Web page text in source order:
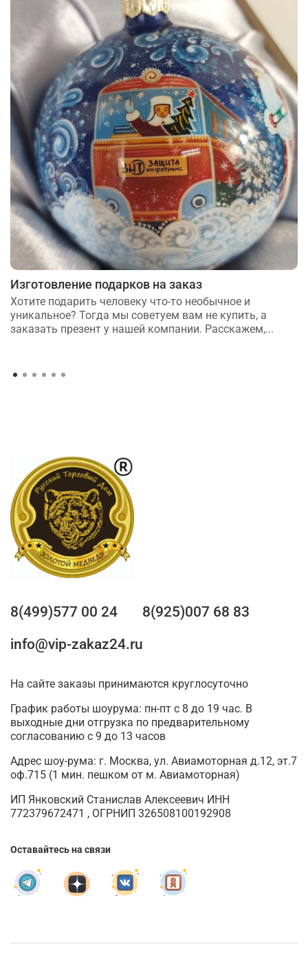
Изготовление подарков на заказ
Хотите подарить человеку что-то необычное и
уникальное? Тогда мы советуем вам не купить, а
заказать презент у нашей компании. Расскажем,...
8(499)577 00 24
8(925)007 68 83
info@vip-zakaz24.ru
На сайте заказы принимаются круглосуточно
График работы шоурума: пн-пт с 8 до 19 час. В
выходные дни отгрузка по предварительному
согласованию с 9 до 13 часов
Адрес шоу-рума: г. Москва, ул. Авиамоторная д.12, эт.7
оф.715 (1 мин. пешком от м. Авиамоторная)
ИП Янковский Станислав Алексеевич ИНН
772379672471 , ОГРНИП 326508100192908
Оставайтесь на связи